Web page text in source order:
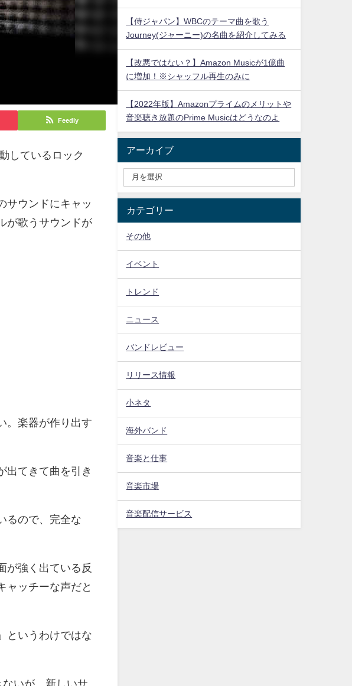
Feedly
しているロック
サウンドにキャッ
が歌うサウンドが
。楽器が作り出す
出てきて曲を引き
るので、完全な
が強く出ている反
ャッチーな声だと
というわけではな
ないが、新しいサ
【侍ジャパン】WBCのテーマ曲を歌う
Journey(ジャーニー)の名曲を紹介してみる
【改悪ではない？】Amazon Musicが1億曲
に増加！※シャッフル再生のみに
【2022年版】Amazonプライムのメリットや
音楽聴き放題のPrime Musicはどうなのよ
アーカイブ
カテゴリー
その他
イベント
トレンド
ニュース
バンドレビュー
リリース情報
小ネタ
海外バンド
音楽と仕事
音楽市場
音楽配信サービス